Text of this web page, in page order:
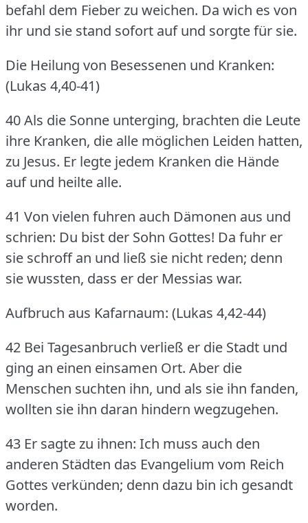
befahl dem Fieber zu weichen. Da wich es von
ihr und sie stand sofort auf und sorgte für sie.
Die Heilung von Besessenen und Kranken:
(Lukas 4,40-41)
40 Als die Sonne unterging, brachten die Leute
ihre Kranken, die alle möglichen Leiden hatten,
zu Jesus. Er legte jedem Kranken die Hände
auf und heilte alle.
41 Von vielen fuhren auch Dämonen aus und
schrien: Du bist der Sohn Gottes! Da fuhr er
sie schroff an und ließ sie nicht reden; denn
sie wussten, dass er der Messias war.
Aufbruch aus Kafarnaum: (Lukas 4,42-44)
42 Bei Tagesanbruch verließ er die Stadt und
ging an einen einsamen Ort. Aber die
Menschen suchten ihn, und als sie ihn fanden,
wollten sie ihn daran hindern wegzugehen.
43 Er sagte zu ihnen: Ich muss auch den
anderen Städten das Evangelium vom Reich
Gottes verkünden; denn dazu bin ich gesandt
worden.